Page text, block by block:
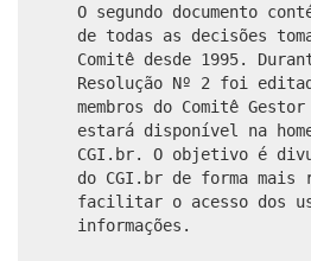
O segundo documento
de todas as decisões
Comitê desde 1995.
Resolução Nº 2 foi
membros do Comitê
estará disponível na
CGI.br. O objetivo é
do CGI.br de forma mais
facilitar o acesso dos
informações.